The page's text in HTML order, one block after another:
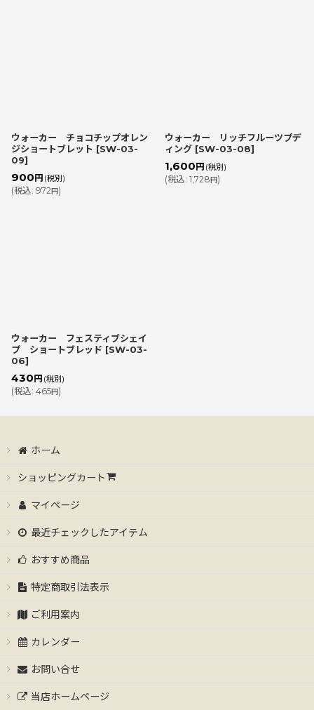
ウォーカー チョコチップオレン
ジショートブレット [SW-03-
09]
900 円 (税別)
(税込: 972円)
ウォーカー リッチフルーツプデ
ィング [SW-03-08]
1,600 円 (税別)
(税込: 1,728 円)
ウォーカー フェスティブシェイ
プ ショートブレッド [SW-03-
06]
430 円 (税別)
(税込: 465円)
ホーム
ショッピングカート
マイページ
最近チェックしたアイテム
おすすめ商品
特定商取引法表示
ご利用案内
カレンダー
お問い合せ
当店ホームページ